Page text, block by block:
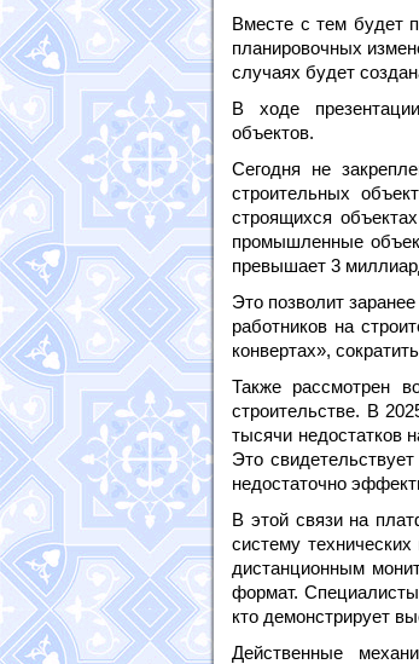
Вместе с тем будет
планировочных
случаях будет
В ходе
объектов.
Сегодня не
строительных
строящихся
промышленные
превышает 3
Это позволит
работников на
конвертах»,
Также рассмотрен
строительстве. В
тысячи недостатков
Это
недостаточно
В этой связи на
систему
дистанционным
формат.
кто демонстрирует
Действенные